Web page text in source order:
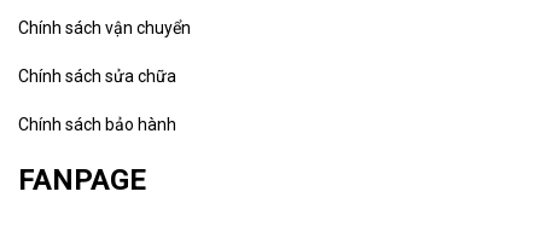
Chính sách vận chuyển
Chính sách sửa chữa
Chính sách bảo hành
FANPAGE